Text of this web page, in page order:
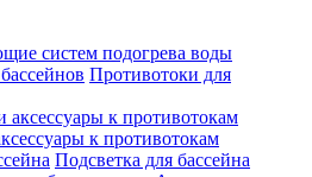
систем подогрева воды
Противотоки для
к противотокам
Подсветка для бассейна